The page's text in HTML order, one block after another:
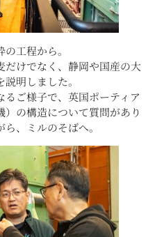
工程から。
けでなく、静岡や国産の大
明しました。
ご様子で、英国ポーティア
の構造について質問があり
、ミルのそばへ。